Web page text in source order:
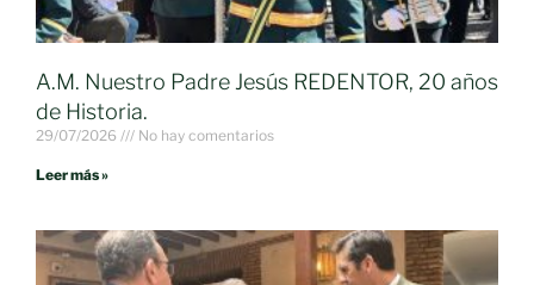
A.M. Nuestro Padre Jesús REDENTOR, 20 años
de Historia.
29/07/2026 No hay comentarios
Leer más »